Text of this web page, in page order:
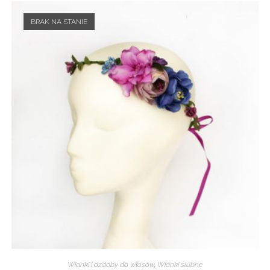
BRAK NA STANIE
Wianki i ozdoby do włosów, Wianki ślubne